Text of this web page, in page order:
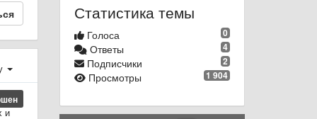
и
Статистика темы
0
Голоса
4
Ответы
2
Подписчики
1 904
Просмотры